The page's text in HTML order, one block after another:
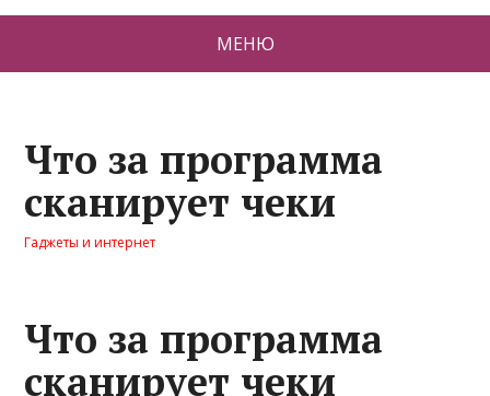
МЕНЮ
Что за программа
сканирует чеки
Гаджеты и интернет
Что за программа
сканирует чеки